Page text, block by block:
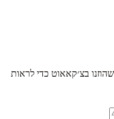
בצ׳קאאוט כדי לראות